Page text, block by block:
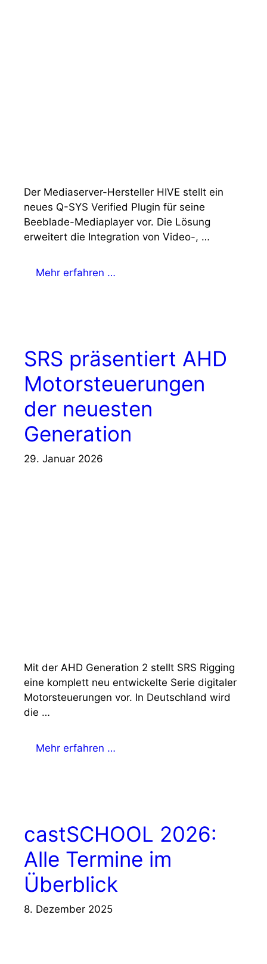
Der Mediaserver-Hersteller HIVE stellt ein
neues Q-SYS Verified Plugin für seine
Beeblade-Mediaplayer vor. Die Lösung
erweitert die Integration von Video-, …
Mehr erfahren …
SRS präsentiert AHD
Motorsteuerungen
der neuesten
Generation
29. Januar 2026
Mit der AHD Generation 2 stellt SRS Rigging
eine komplett neu entwickelte Serie digitaler
Motorsteuerungen vor. In Deutschland wird
die …
Mehr erfahren …
castSCHOOL 2026:
Alle Termine im
Überblick
8. Dezember 2025